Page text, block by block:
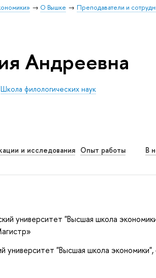
О Вышке Преподаватели и
Андреевна
Школа филологических наук
и исследования Опыт работы В
университет "Высшая школа
университет "Высшая школа экономики",